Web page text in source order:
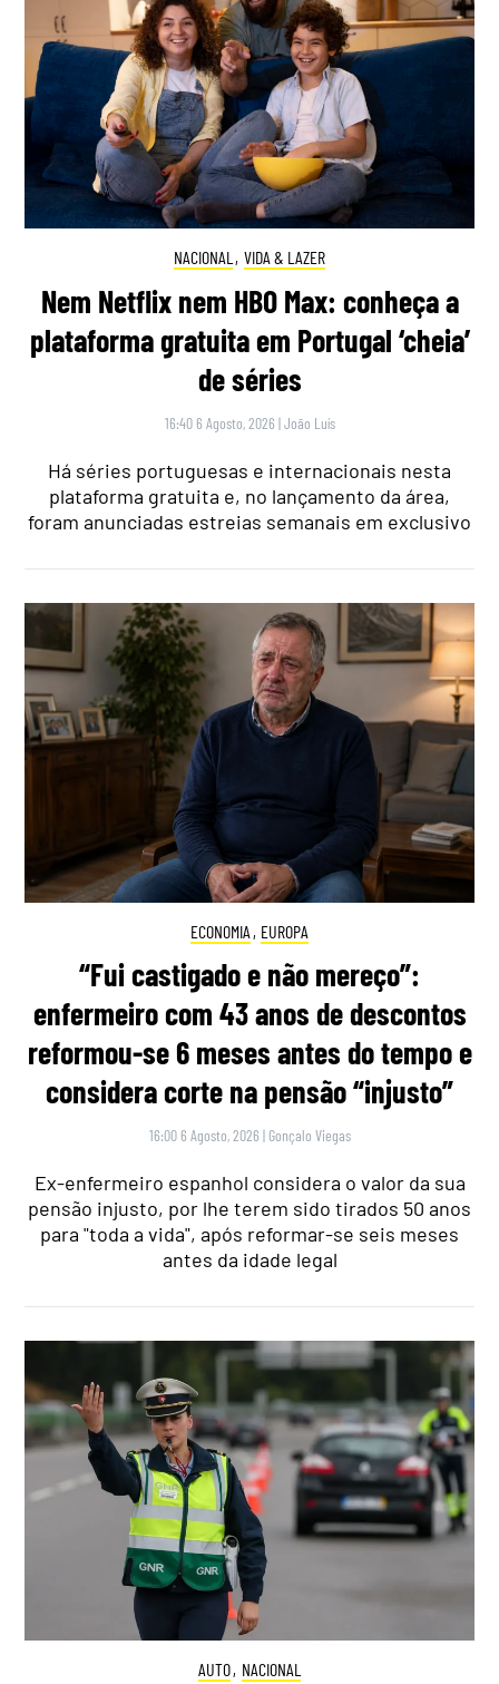
NACIONAL , VIDA & LAZER
Nem Netflix nem HBO Max: conheça a
plataforma gratuita em Portugal ‘cheia’
de séries
16:40 6 Agosto, 2026 |João Luís
Há séries portuguesas e internacionais nesta
plataforma gratuita e, no lançamento da área,
foram anunciadas estreias semanais em exclusivo
ECONOMIA , EUROPA
“Fui castigado e não mereço”:
enfermeiro com 43 anos de descontos
reformou-se 6 meses antes do tempo e
considera corte na pensão “injusto”
16:00 6 Agosto, 2026 | Gonçalo Viegas
Ex-enfermeiro espanhol considera o valor da sua
pensão injusto, por lhe terem sido tirados 50 anos
para "toda a vida", após reformar-se seis meses
antes da idade legal
AUTO, NACIONAL